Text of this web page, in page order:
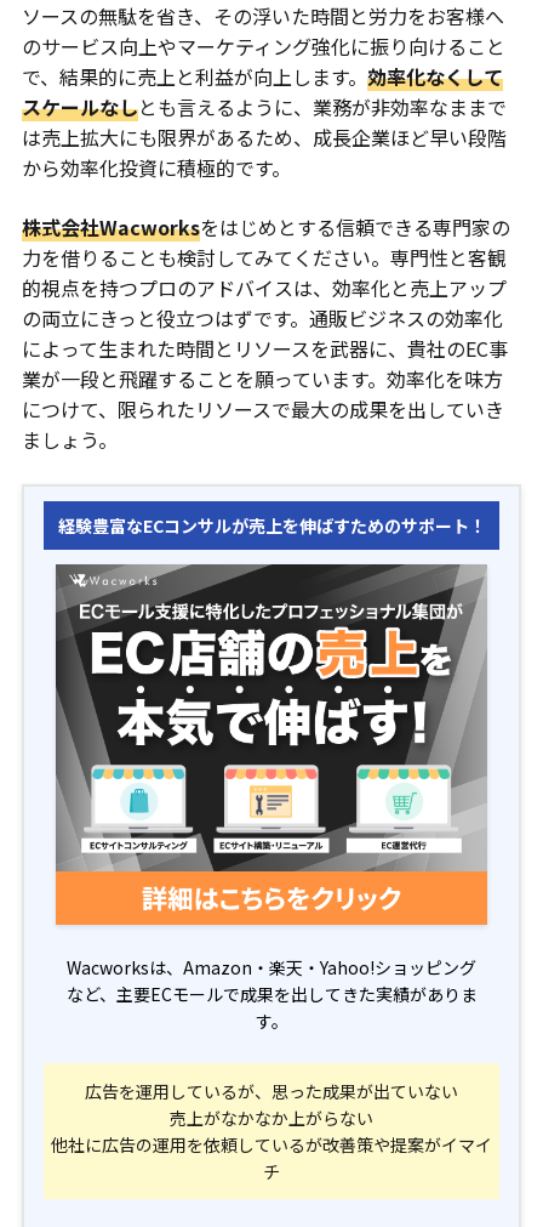
ソースの無駄を省き、その浮いた時間と労力をお客様へ
のサービス向上やマーケティング強化に振り向けること
で、結果的に売上と利益が向上します。効率化なくして
スケールなしとも言えるように、業務が非効率なままで
は売上拡大にも限界があるため、成長企業ほど早い段階
から効率化投資に積極的です。
株式会社Wacworksをはじめとする信頼できる専門家の
力を借りることも検討してみてください。専門性と客観
的視点を持つプロのアドバイスは、効率化と売上アップ
の両立にきっと役立つはずです。通販ビジネスの効率化
によって生まれた時間とリソースを武器に、貴社のEC事
業が一段と飛躍することを願っています。効率化を味方
につけて、限られたリソースで最大の成果を出していき
ましょう。
経験豊富なECコンサルが売上を伸ばすためのサポート！
Wacworksは、Amazon・楽天・Yahoo!ショッピング
など、主要ECモールで成果を出してきた実績がありま
す。
広告を運用しているが、思った成果が出ていない
売上がなかなか上がらない
他社に広告の運用を依頼しているが改善策や提案がイマイ
チ